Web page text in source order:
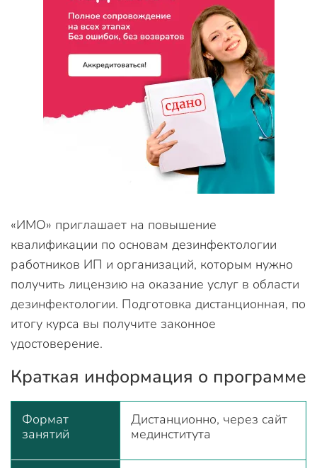
«ИМО» приглашает на повышение
квалификации по основам дезинфектологии
работников ИП и организаций, которым нужно
получить лицензию на оказание услуг в области
дезинфектологии. Подготовка дистанционная, по
итогу курса вы получите законное
удостоверение.
Краткая информация о программе
Формат
занятий
Дистанционно, через сайт
мединститута